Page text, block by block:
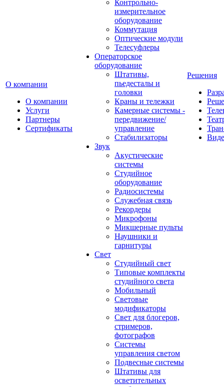
О компании
О компании
Услуги
Партнеры
Сертификаты
Контрольно-
измерительное
оборудование
Коммутация
Оптические модули
Телесуфлеры
Операторское
оборудование
Штативы,
пьедесталы и
головки
Краны и тележки
Камерные системы -
передвижение/
управление
Стабилизаторы
Звук
Акустические
системы
Студийное
оборудование
Радиосистемы
Служебная связь
Рекордеры
Микрофоны
Микшерные пульты
Наушники и
гарнитуры
Свет
Студийный свет
Типовые комплекты
студийного света
Мобильный
Световые
модификаторы
Свет для блогеров,
стримеров,
фотографов
Системы
управления светом
Подвесные системы
Штативы для
осветительных
Решения